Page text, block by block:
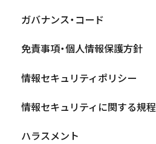
ガバナンス・コード
免責事項・個人情報保護方針
情報セキュリティポリシー
情報セキュリティに関する規程
ハラスメント